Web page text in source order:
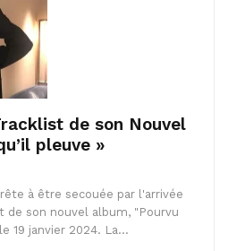
de son Nouvel
pleuve »
à être secouée par l'arrivée
son nouvel album, "Pourvu
19 janvier 2024. La…